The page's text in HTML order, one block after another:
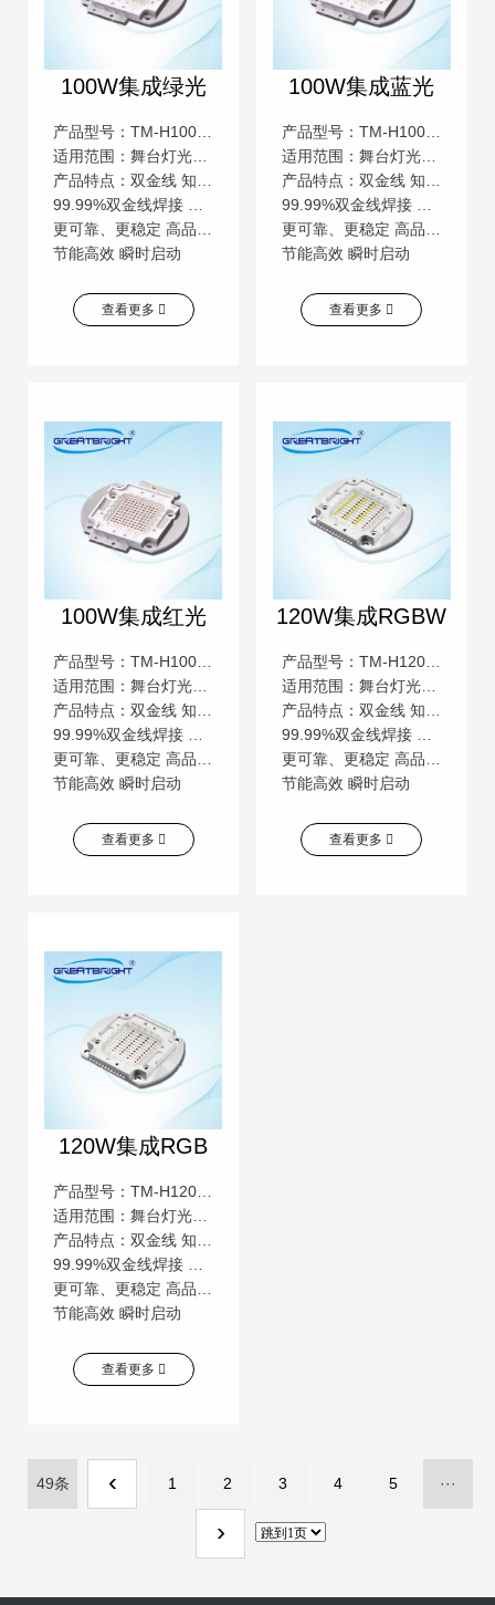
100W集成绿光
适用范围：舞台灯光，汽车照明，景观照明等广泛用途
产品特点：双金线 知名芯片 低压直流
99.99%双金线焊接 颜色一致性高 低压直流操作
更可靠、更稳定 高品质，高流明 更安全
节能高效 瞬时启动
查看更多
100W集成蓝光
产品型号：TM-H100BYLBJ9-E
适用范围：舞台灯光，汽车照明，景观照明等广泛用途
产品特点：双金线 知名芯片 低压直流
99.99%双金线焊接 颜色一致性高 低压直流操作
更可靠、更稳定 高品质，高流明 更安全
节能高效 瞬时启动
查看更多
100W集成红光
适用范围：舞台灯光，汽车照明，景观照明等广泛用途
产品特点：双金线 知名芯片 低压直流
99.99%双金线焊接 颜色一致性高 低压直流操作
更可靠、更稳定 高品质，高流明 更安全
节能高效 瞬时启动
查看更多
120W集成RGBW
产品型号：TM-H120RGBWYLBJ9-E
适用范围：舞台灯光，汽车照明，景观照明等广泛用途
产品特点：双金线 知名芯片 低压直流
99.99%双金线焊接 颜色一致性高 低压直流操作
更可靠、更稳定 高品质，高流明 更安全
节能高效 瞬时启动
查看更多
120W集成RGB
适用范围：舞台灯光，汽车照明，景观照明等广泛用途
产品特点：双金线 知名芯片 低压直流
99.99%双金线焊接 颜色一致性高 低压直流操作
更可靠、更稳定 高品质，高流明 更安全
节能高效 瞬时启动
查看更多
49条 ‹ 1 2 3 4 5 ···
›